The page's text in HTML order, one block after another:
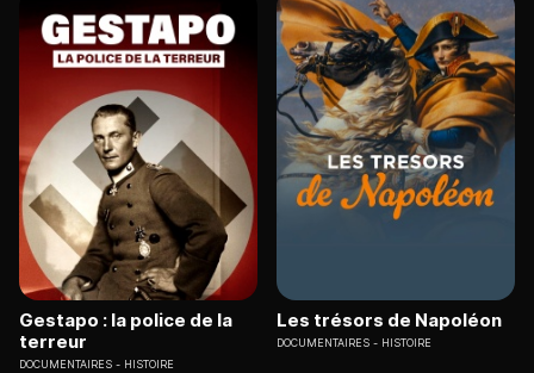
Gestapo : la police de la
terreur
DOCUMENTAIRES HISTOIRE
Les trésors de Napoléon
DOCUMENTAIRES HISTOIRE